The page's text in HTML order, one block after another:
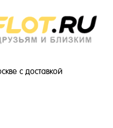
с доставкой